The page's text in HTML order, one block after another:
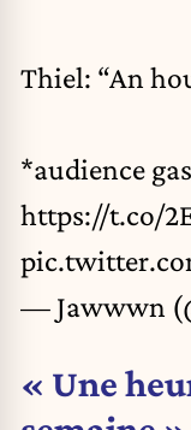
Thiel: “An
*audience
https://t.co/
— Jawwwn
« Une